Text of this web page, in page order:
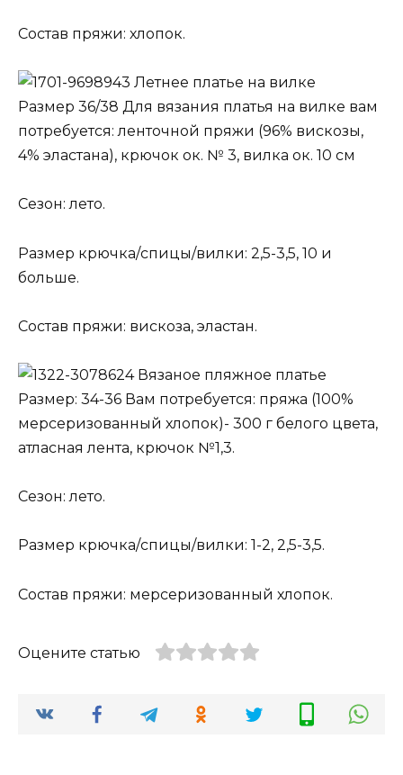
Состав пряжи: хлопок.
Летнее платье на вилке
Размер 36/38 Для вязания платья на вилке вам
потребуется: ленточной пряжи (96% вискозы,
4% эластана), крючок ок. № 3, вилка ок. 10 см
Сезон: лето.
Размер крючка/спицы/вилки: 2,5-3,5, 10 и
больше.
Состав пряжи: вискоза, эластан.
Вязаное пляжное платье
Размер: 34-36 Вам потребуется: пряжа (100%
мерсеризованный хлопок)- 300 г белого цвета,
атласная лента, крючок №1,3.
Сезон: лето.
Размер крючка/спицы/вилки: 1-2, 2,5-3,5.
Состав пряжи: мерсеризованный хлопок.
Оцените статью